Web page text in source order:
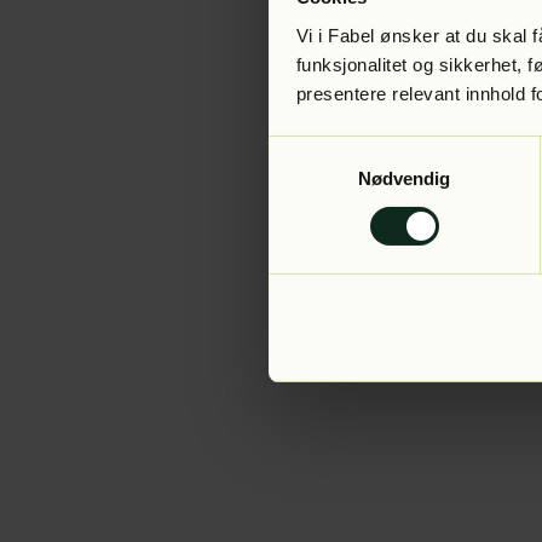
Vi i Fabel ønsker at du skal
funksjonalitet og sikkerhet,
presentere relevant innhold
Nødvendig
Application